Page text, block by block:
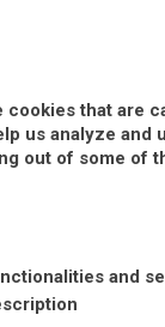
that are
us analyze and
out of some of
and